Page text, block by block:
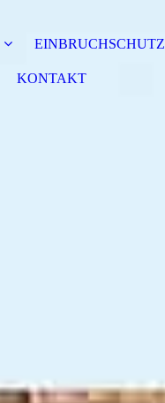
EINBRUCHSCHUTZ
KONTAKT